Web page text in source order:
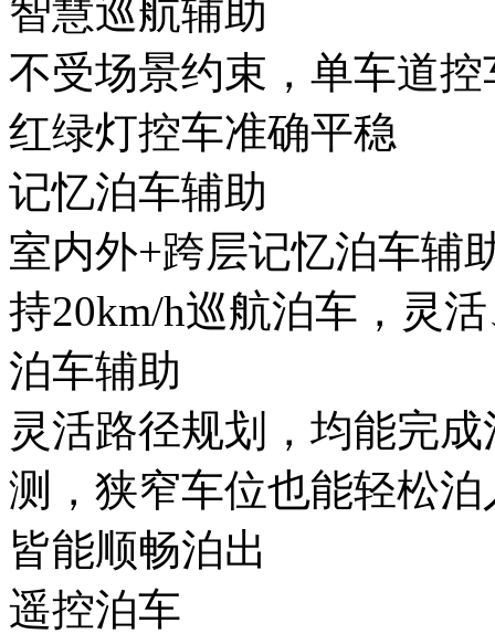
智慧巡航辅助
不受场景约束，单车道控
红绿灯控车准确平稳
记忆泊车辅助
室内外+跨层记忆泊车辅助
持20km/h巡航泊车，灵活
泊车辅助
灵活路径规划，均能完
测，狭窄车位也能轻松泊
皆能顺畅泊出
遥控泊车